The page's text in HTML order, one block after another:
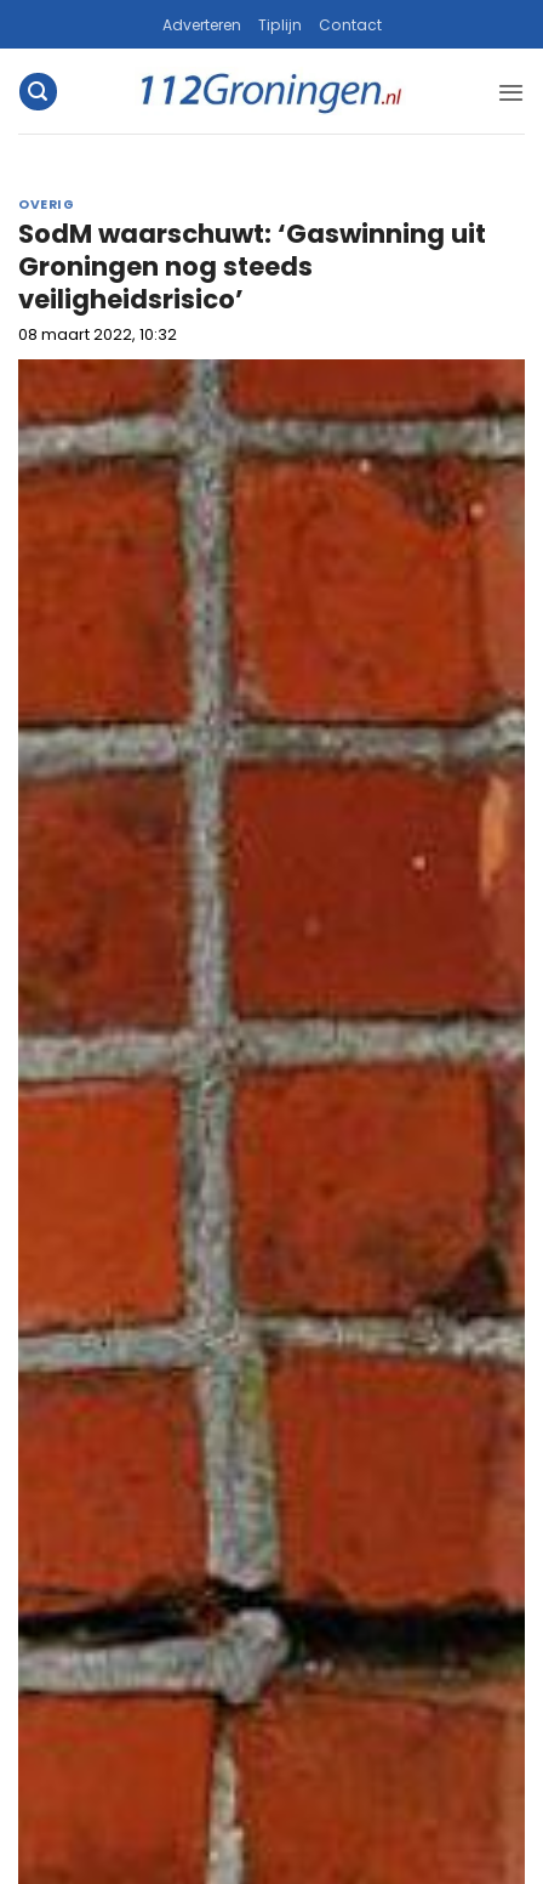
naar
inhoud
Adverteren Tiplijn Contact
OVERIG
SodM waarschuwt: ‘Gaswinning uit
Groningen nog steeds
veiligheidsrisico’
08 maart 2022, 10:32